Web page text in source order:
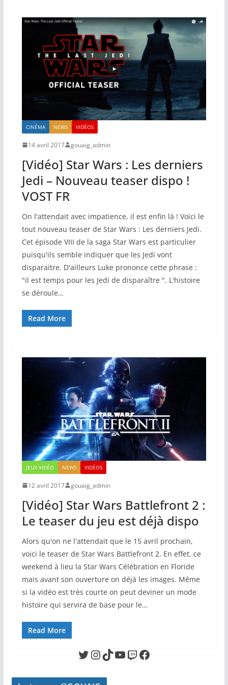
CINÉMA NEWS VIDÉOS
14 avril 2017 gouaig_admin
[Vidéo] Star Wars : Les derniers
Jedi – Nouveau teaser dispo !
VOST FR
On l'attendait avec impatience, il est enfin là ! Voici le
tout nouveau teaser de Star Wars : Les derniers Jedi.
Cet épisode VIII de la saga Star Wars est particulier
puisqu'ils semble indiquer que les Jedi vont
disparaitre. D'ailleurs Luke prononce cette phrase :
"il est temps pour les Jedi de disparaître ". L'histoire
se déroule…
Read More
JEUX VIDÉO NEWS VIDÉOS
12 avril 2017 gouaig_admin
[Vidéo] Star Wars Battlefront 2 :
Le teaser du jeu est déjà dispo
Alors qu'on ne l'attendait que le 15 avril prochain,
voici le teaser de Star Wars Battlefront 2. En effet, ce
weekend à lieu la Star Wars Célébration en Floride
mais avant son ouverture on déjà les images. Même
si la vidéo est très courte on peut deviner un mode
histoire qui servira de base pour le…
Read More
Twitter InstagramTikTok YouTube Twitch Facebook